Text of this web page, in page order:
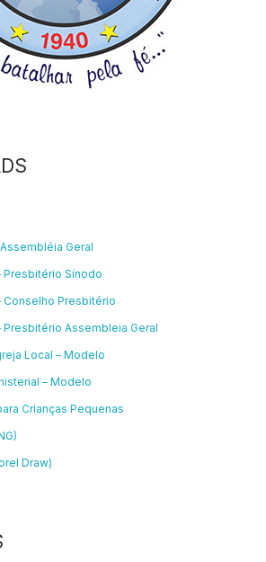
Geral
Presbitério Sínodo
Conselho Presbitério
Presbitério Assembleia Geral
Local – Modelo
– Modelo
Crianças Pequenas
Draw)